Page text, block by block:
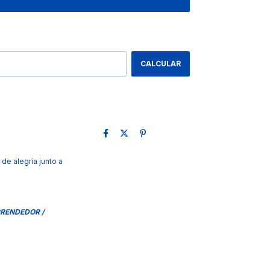
CALCULAR
alegría junto a
/